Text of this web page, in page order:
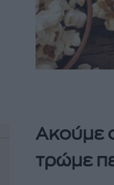
Ακούμε
τρώμε